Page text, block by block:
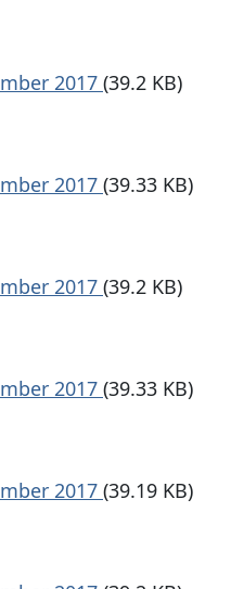
2017 (39.2 KB)
2017 (39.33 KB)
2017 (39.2 KB)
2017 (39.33 KB)
2017 (39.19 KB)